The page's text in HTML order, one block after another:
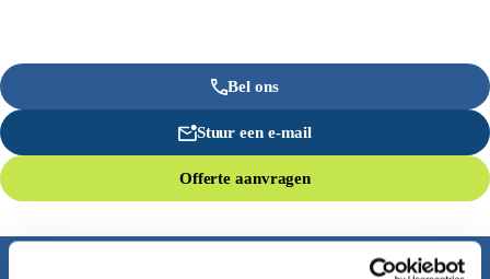
Bel ons
Stuur een e-mail
Offerte aanvragen